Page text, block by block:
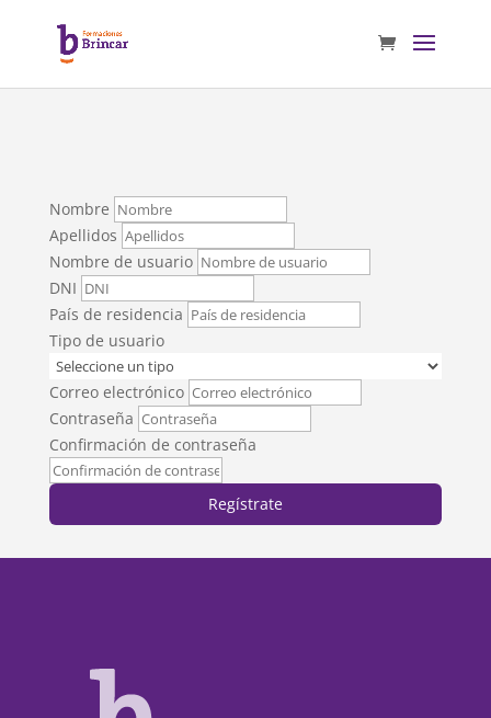
Nombre
Apellidos
Nombre de usuario
DNI
País de residencia
Tipo de usuario
Correo electrónico
Contraseña
Confirmación de contraseña
Regístrate